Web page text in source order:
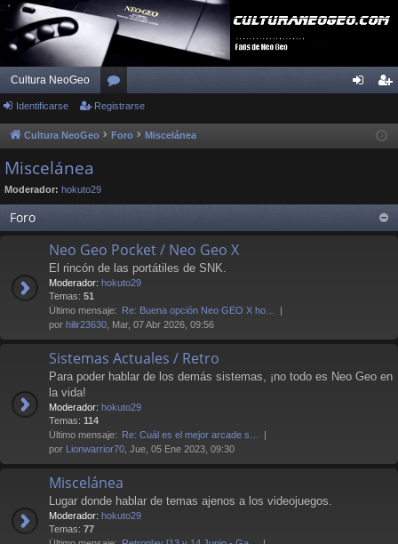
Cultura NeoGeo
or
os ist
e
Identificarse Registrarse
Cultura NeoGeo Foro Miscelánea
Miscelánea
Moderador: hokuto29
Foro
Neo Geo Pocket / Neo Geo X
El rincón de las portátiles de SNK.
Moderador: hokuto29
Temas: 51
Último mensaje: Re: Buena opción Neo GEO X ho…
por hilir23630 , Mar, 07 Abr 2026, 09:56
Sistemas Actuales / Retro
Para poder hablar de los demás sistemas, ¡no todo es Neo Geo en
la vida!
Moderador: hokuto29
Temas: 114
Último mensaje: Re: Cuál es el mejor arcade s…
por Lionwarrior70 , Jue, 05 Ene 2023, 09:30
Miscelánea
Lugar donde hablar de temas ajenos a los videojuegos.
Moderador: hokuto29
Temas: 77